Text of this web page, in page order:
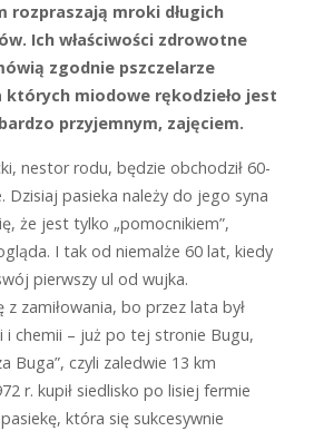
rozpraszają mroki długich
Ich właściwości zdrowotne
zgodnie pszczelarze
których miodowe rękodzieło jest
przyjemnym, zajęciem.
nestor rodu, będzie obchodził 60-
Dzisiaj pasieka należy do jego syna
że jest tylko „pomocnikiem”,
I tak od niemalże 60 lat, kiedy
pierwszy ul od wujka.
z zamiłowania, bo przez lata był
i chemii – już po tej stronie Bugu,
Buga”, czyli zaledwie 13 km
r. kupił siedlisko po lisiej fermie
która się sukcesywnie